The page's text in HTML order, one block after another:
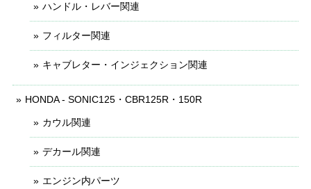
ハンドル・レバー関連
フィルター関連
キャブレター・インジェクション関連
HONDA - SONIC125・CBR125R・150R
カウル関連
デカール関連
エンジン内パーツ